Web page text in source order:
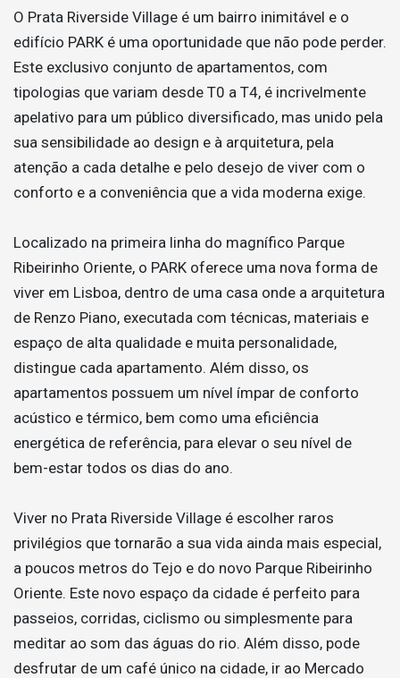
O Prata Riverside Village é um bairro inimitável e o
edifício PARK é uma oportunidade que não pode perder.
Este exclusivo conjunto de apartamentos, com
tipologias que variam desde T0 a T4, é incrivelmente
apelativo para um público diversificado, mas unido pela
sua sensibilidade ao design e à arquitetura, pela
atenção a cada detalhe e pelo desejo de viver com o
conforto e a conveniência que a vida moderna exige.
Localizado na primeira linha do magnífico Parque
Ribeirinho Oriente, o PARK oferece uma nova forma de
viver em Lisboa, dentro de uma casa onde a arquitetura
de Renzo Piano, executada com técnicas, materiais e
espaço de alta qualidade e muita personalidade,
distingue cada apartamento. Além disso, os
apartamentos possuem um nível ímpar de conforto
acústico e térmico, bem como uma eficiência
energética de referência, para elevar o seu nível de
bem-estar todos os dias do ano.
Viver no Prata Riverside Village é escolher raros
privilégios que tornarão a sua vida ainda mais especial,
a poucos metros do Tejo e do novo Parque Ribeirinho
Oriente. Este novo espaço da cidade é perfeito para
passeios, corridas, ciclismo ou simplesmente para
meditar ao som das águas do rio. Além disso, pode
desfrutar de um café único na cidade, ir ao Mercado